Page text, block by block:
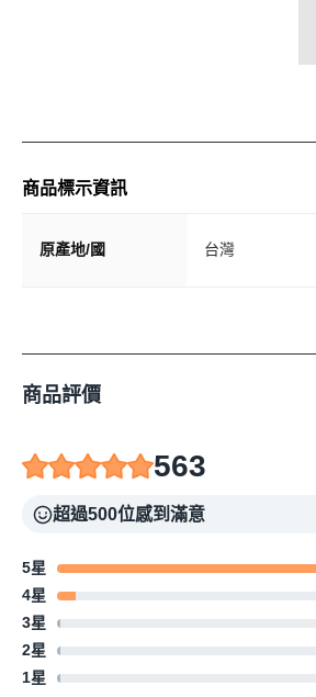
商品標示資訊
原產地/國 台灣
商品評價
563
超過500位感到滿意
5星
4星
3星
2星
1星